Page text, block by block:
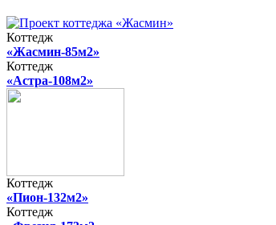
Коттедж
«Жасмин-85м2»
Коттедж
«Астра-108м2»
Коттедж
«Пион-132м2»
Коттедж